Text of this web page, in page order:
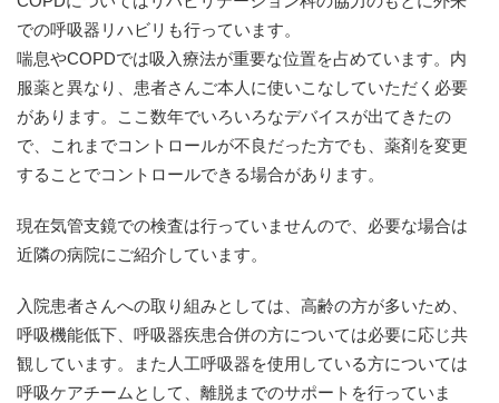
での呼吸器リハビリも行っています。
喘息やCOPDでは吸入療法が重要な位置を占めています。内
服薬と異なり、患者さんご本人に使いこなしていただく必要
があります。ここ数年でいろいろなデバイスが出てきたの
で、これまでコントロールが不良だった方でも、薬剤を変更
することでコントロールできる場合があります。
現在気管支鏡での検査は行っていませんので、必要な場合は
近隣の病院にご紹介しています。
入院患者さんへの取り組みとしては、高齢の方が多いため、
呼吸機能低下、呼吸器疾患合併の方については必要に応じ共
観しています。また人工呼吸器を使用している方については
呼吸ケアチームとして、離脱までのサポートを行っていま